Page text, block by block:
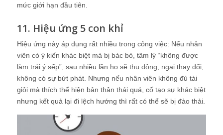
mức giới hạn đầu tiên.
11. Hiệu ứng 5 con khỉ
Hiệu ứng này áp dụng rất nhiều trong công việc: Nếu nhân
viên có ý kiến khác biệt mà bị bác bỏ, tâm lý “không được
làm trái ý sếp”, sau nhiều lần họ sẽ thụ động, ngại thay đổi,
không có sự bứt phát. Nhưng nếu nhân viên không đủ tài
giỏi mà thích thể hiện bản thân thái quá, cố tạo sự khác biệt
nhưng kết quả lại đi lệch hướng thì rất có thể sẽ bị đào thải.